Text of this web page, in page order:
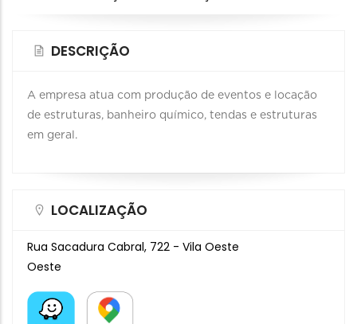
DESCRIÇÃO
A empresa atua com produção de eventos e locação
de estruturas, banheiro químico, tendas e estruturas
em geral.
LOCALIZAÇÃO
Rua Sacadura Cabral, 722 - Vila Oeste
Oeste